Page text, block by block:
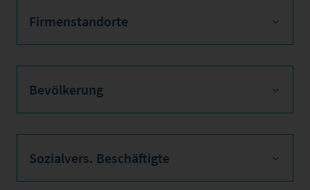
Firmenstandorte
Bevölkerung
Sozialvers. Beschäftigte